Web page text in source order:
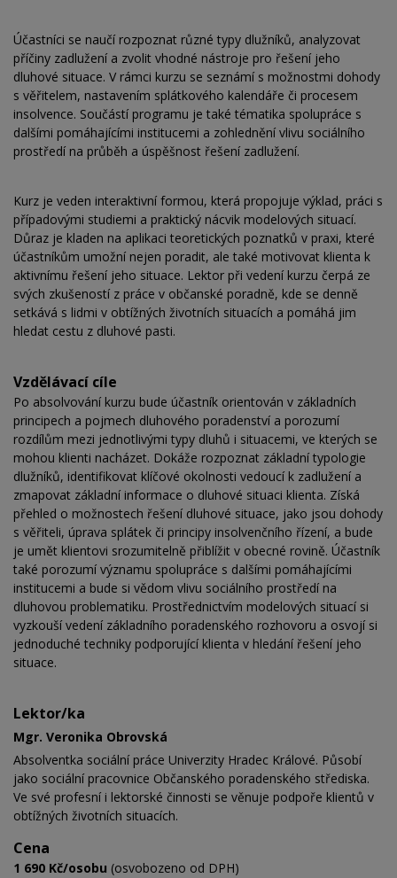
Účastníci se naučí rozpoznat různé typy dlužníků, analyzovat
příčiny zadlužení a zvolit vhodné nástroje pro řešení jeho
dluhové situace. V rámci kurzu se seznámí s možnostmi dohody
s věřitelem, nastavením splátkového kalendáře či procesem
insolvence. Součástí programu je také tématika spolupráce s
dalšími pomáhajícími institucemi a zohlednění vlivu sociálního
prostředí na průběh a úspěšnost řešení zadlužení.
Kurz je veden interaktivní formou, která propojuje výklad, práci s
případovými studiemi a praktický nácvik modelových situací.
Důraz je kladen na aplikaci teoretických poznatků v praxi, které
účastníkům umožní nejen poradit, ale také motivovat klienta k
aktivnímu řešení jeho situace. Lektor při vedení kurzu čerpá ze
svých zkušeností z práce v občanské poradně, kde se denně
setkává s lidmi v obtížných životních situacích a pomáhá jim
hledat cestu z dluhové pasti.
Vzdělávací cíle
Po absolvování kurzu bude účastník orientován v základních
principech a pojmech dluhového poradenství a porozumí
rozdílům mezi jednotlivými typy dluhů i situacemi, ve kterých se
mohou klienti nacházet. Dokáže rozpoznat základní typologie
dlužníků, identifikovat klíčové okolnosti vedoucí k zadlužení a
zmapovat základní informace o dluhové situaci klienta. Získá
přehled o možnostech řešení dluhové situace, jako jsou dohody
s věřiteli, úprava splátek či principy insolvenčního řízení, a bude
je umět klientovi srozumitelně přiblížit v obecné rovině. Účastník
také porozumí významu spolupráce s dalšími pomáhajícími
institucemi a bude si vědom vlivu sociálního prostředí na
dluhovou problematiku. Prostřednictvím modelových situací si
vyzkouší vedení základního poradenského rozhovoru a osvojí si
jednoduché techniky podporující klienta v hledání řešení jeho
situace.
Lektor/ka
Mgr. Veronika Obrovská
Absolventka sociální práce Univerzity Hradec Králové. Působí
jako sociální pracovnice Občanského poradenského střediska.
Ve své profesní i lektorské činnosti se věnuje podpoře klientů v
obtížných životních situacích.
Cena
1 690 Kč/osobu (osvobozeno od DPH)